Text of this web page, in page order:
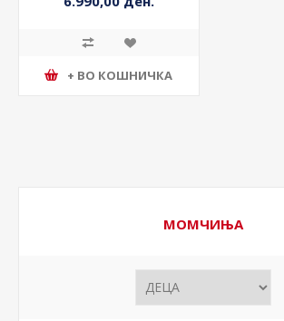
6.990,00 ден.
+ ВО КОШНИЧКА
МОМЧИЊА